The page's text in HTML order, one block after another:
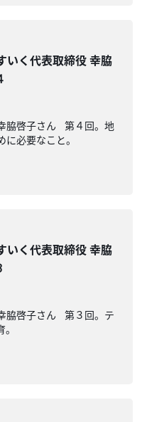
いく代表取締役 幸脇
脇啓子さん 第４回。地
必要なこと。
いく代表取締役 幸脇
脇啓子さん 第３回。テ